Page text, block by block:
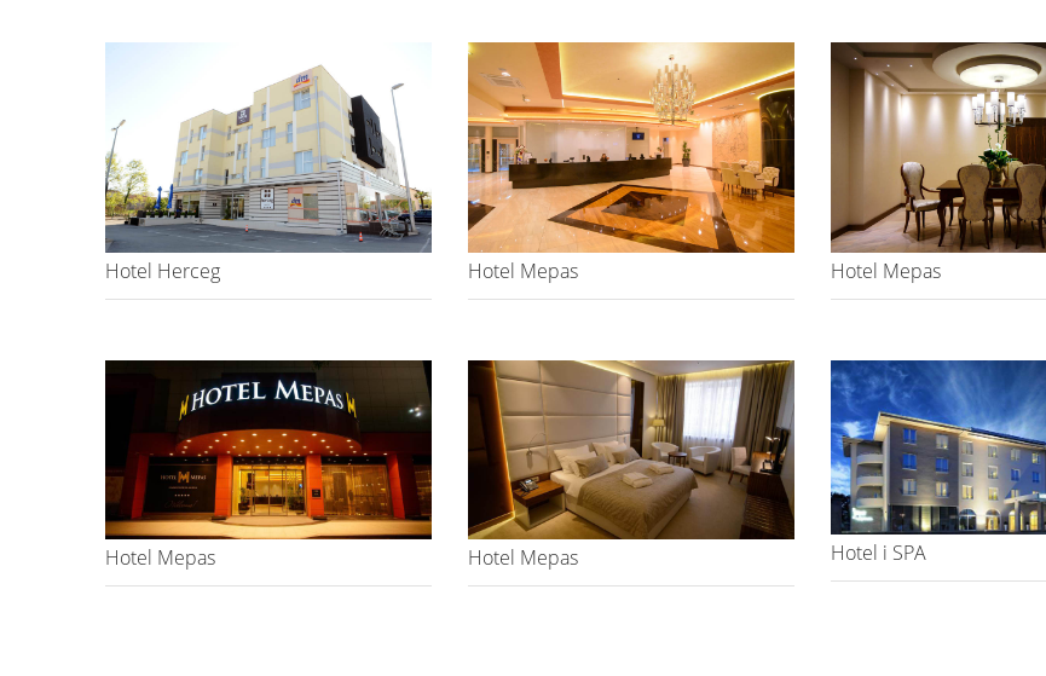
Hotel Herceg Hotel Mepas Hotel Mepas
Hotel Mepas Hotel Mepas Hotel i SPA